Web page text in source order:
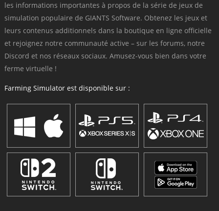
les informations importantes à propos de la série de jeux de
simulation populaire de GIANTS Software. Obtenez les jeux et
leurs contenus additionnels dans la boutique en ligne officielle
et rejoignez notre communauté active – sur les forums, notre
Discord et nos réseaux sociaux. Amusez-vous bien dans votre
ferme virtuelle !
Farming Simulator est disponible sur :